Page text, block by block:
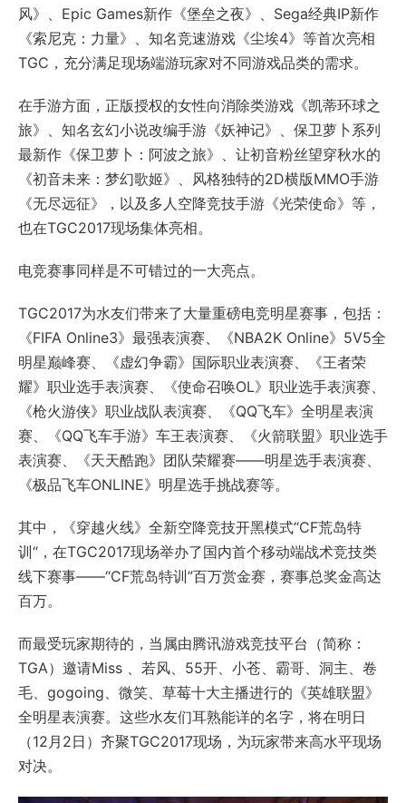
风》、Epic Games新作《堡垒之夜》、Sega经典IP新作
《索尼克：力量》、知名竞速游戏《尘埃4》等首次亮相
TGC，充分满足现场端游玩家对不同游戏品类的需求。
在手游方面，正版授权的女性向消除类游戏《凯蒂环球之
旅》、知名玄幻小说改编手游《妖神记》、保卫萝卜系列
最新作《保卫萝卜：阿波之旅》、让初音粉丝望穿秋水的
《初音未来：梦幻歌姬》、风格独特的2D横版MMO手游
《无尽远征》，以及多人空降竞技手游《光荣使命》等，
也在TGC2017现场集体亮相。
电竞赛事同样是不可错过的一大亮点。
TGC2017为水友们带来了大量重磅电竞明星赛事，包括：
《FIFA Online3》最强表演赛、《NBA2K Online》5V5全
明星巅峰赛、《虚幻争霸》国际职业表演赛、《王者荣
耀》职业选手表演赛、《使命召唤OL》职业选手表演赛、
《枪火游侠》职业战队表演赛、《QQ飞车》全明星表演
赛、《QQ飞车手游》车王表演赛、《火箭联盟》职业选手
表演赛、《天天酷跑》团队荣耀赛——明星选手表演赛、
《极品飞车ONLINE》明星选手挑战赛等。
其中，《穿越火线》全新空降竞技开黑模式“CF荒岛特
训“，在TGC2017现场举办了国内首个移动端战术竞技类
线下赛事——“CF荒岛特训”百万赏金赛，赛事总奖金高达
百万。
而最受玩家期待的，当属由腾讯游戏竞技平台（简称：
TGA）邀请Miss 、若风、55开、小苍、霸哥、洞主、卷
毛、gogoing、微笑、草莓十大主播进行的《英雄联盟》
全明星表演赛。这些水友们耳熟能详的名字，将在明日
（12月2日）齐聚TGC2017现场，为玩家带来高水平现场
对决。